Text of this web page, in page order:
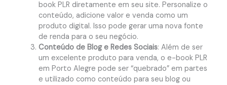
book PLR diretamente em seu site. Personalize o
conteúdo, adicione valor e venda como um
produto digital. Isso pode gerar uma nova fonte
de renda para o seu negócio.
Conteúdo de Blog e Redes Sociais: Além de ser
um excelente produto para venda, o e-book PLR
em Porto Alegre pode ser “quebrado” em partes
e utilizado como conteúdo para seu blog ou